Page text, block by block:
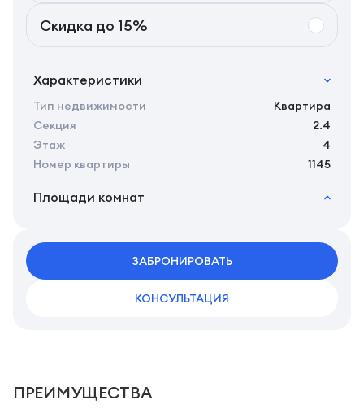
Скидка до 15%
Характеристики
Тип недвижимости
Квартира
Секция
2.4
Этаж
4
Номер квартиры
1145
Площади комнат
Жилая площадь 25.46 м
Площадь санузлов совместных 3,92 м2
ЗАБРОНИРОВАТЬ
КОНСУЛЬТАЦИЯ
ПРЕИМУЩЕСТВА